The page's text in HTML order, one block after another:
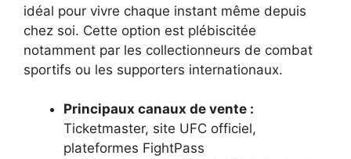
idéal pour vivre chaque instant même depuis
chez soi. Cette option est plébiscitée
notamment par les collectionneurs de combat
sportifs ou les supporters internationaux.
Principaux canaux de vente :
Ticketmaster, site UFC officiel,
plateformes FightPass